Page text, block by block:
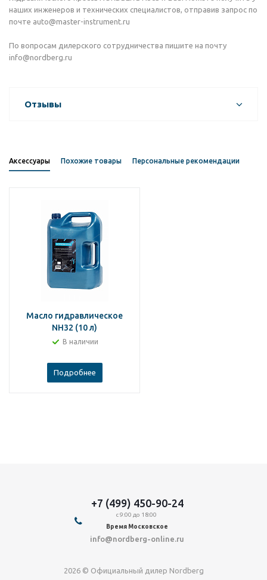
наших инженеров и технических специалистов, отправив запрос по
почте auto@master-instrument.ru
По вопросам дилерского сотрудничества пишите на почту
info@nordberg.ru
Отзывы
Аксессуары Похожие товары Персональные рекомендации
Масло гидравлическое
NH32 (10 л)
В наличии
Подробнее
+7 (499) 450-90-24
с 9:00 до 18:00
Время Московское
info@nordberg-online.ru
2026 © Официальный дилер Nordberg